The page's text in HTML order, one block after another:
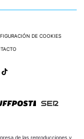
DE COOKIES
de las reproducciones y